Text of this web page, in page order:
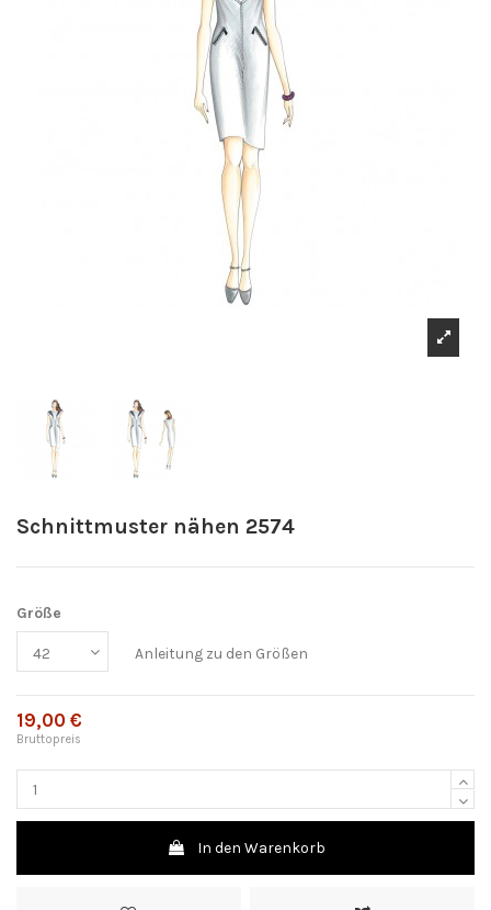
Schnittmuster nähen 2574
Größe
Anleitung zu den Größen
19,00 €
Bruttopreis
In den Warenkorb